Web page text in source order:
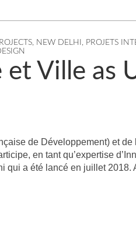
, NEW DELHI , PROJETS
et Ville as
de Développement) et
en tant qu’expertise
qui a été lancé en juillet